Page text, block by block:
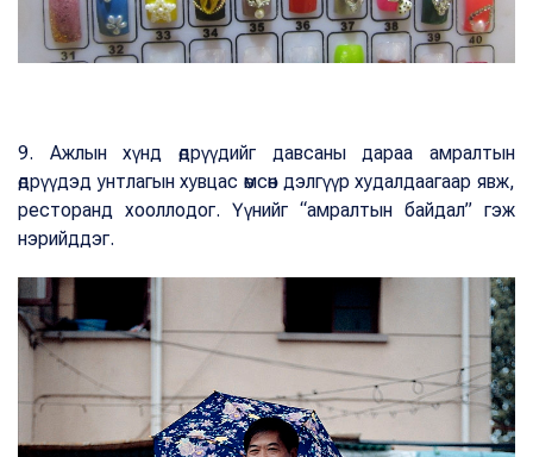
9. Ажлын хүнд өдрүүдийг давсаны дараа амралтын
өдрүүдэд унтлагын хувцас өмсөн дэлгүүр худалдаагаар явж,
ресторанд хооллодог. Үүнийг “амралтын байдал” гэж
нэрийддэг.